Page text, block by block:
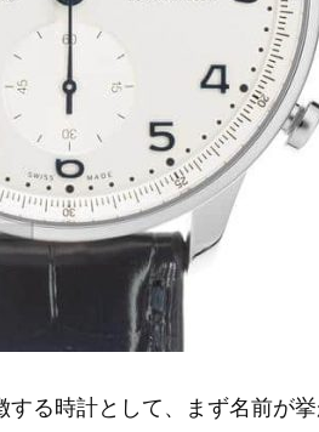
する時計として、まず名前が